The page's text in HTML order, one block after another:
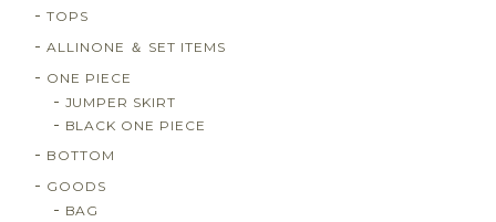
TOPS
ALLINONE ＆ SET ITEMS
ONE PIECE
JUMPER SKIRT
BLACK ONE PIECE
BOTTOM
GOODS
BAG